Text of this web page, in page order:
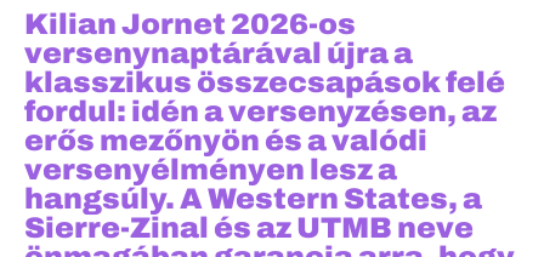
Kilian Jornet2026-os
versenynaptárával újra a
klasszikus összecsapások felé
fordul: idén a versenyzésen, az
erős mezőnyön és a valódi
versenyélményen lesz a
hangsúly. A Western States, a
Sierre-Zinal és az UTMB neve